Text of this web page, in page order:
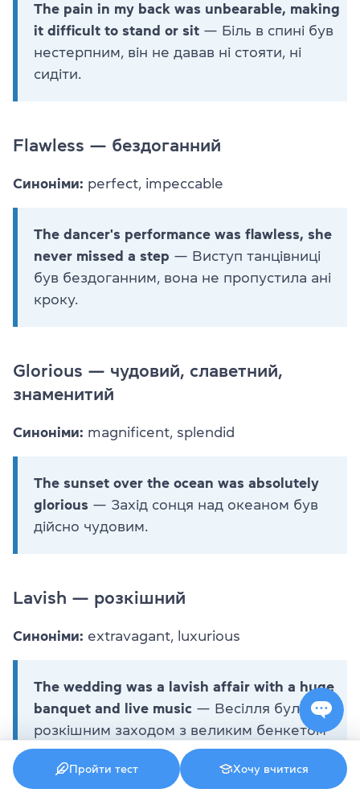
The pain in my back was unbearable, making
it difficult to stand or sit — Біль в спині був
нестерпним, він не давав ні стояти, ні
сидіти.
Flawless — бездоганний
Синоніми: perfect, impeccable
The dancer's performance was flawless, she
never missed a step — Виступ танцівниці
був бездоганним, вона не пропустила ані
кроку.
Glorious — чудовий, славетний,
знаменитий
Синоніми: magnificent, splendid
The sunset over the ocean was absolutely
glorious — Захід сонця над океаном був
дійсно чудовим.
Lavish — розкішний
Синоніми: extravagant, luxurious
The wedding was a lavish affair with a huge
banquet and live music — Весілля було
розкішним заходом з великим бенкетом
та живою музикою.
Пройти тест Хочу вчитися